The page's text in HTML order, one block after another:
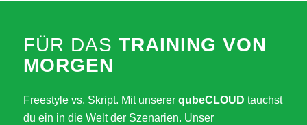
FÜR DAS TRAINING VON
MORGEN
Freestyle vs. Skript. Mit unserer qubeCLOUD tauchst
du ein in die Welt der Szenarien. Unser